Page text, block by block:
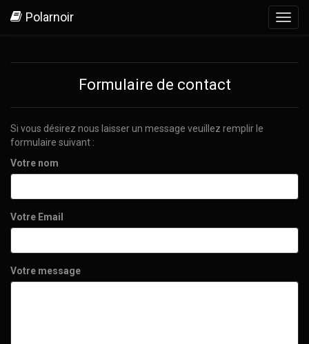
Polarnoir
Formulaire de contact
Si vous désirez nous laisser un message veuillez remplir le
formulaire suivant :
Votre nom
Votre Email
Votre message